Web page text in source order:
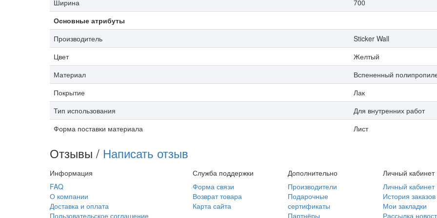
Ширина
700
Основные атрибуты
Производитель
Sticker Wall
Цвет
Желтый
Материал
Вспененный
Покрытие
Лак
Тип использования
Для внутренних работ
Форма поставки материала
Лист
Отзывы / Написать отзыв
Информация
FAQ
О компании
Доставка и оплата
Пользовательское соглашение
Служба поддержки
Форма связи
Возврат товара
Карта сайта
Дополнительно
Производители
Подарочные
сертификаты
Партнёры
Личный кабинет
Личный кабинет
История заказов
Мои закладки
Рассылка